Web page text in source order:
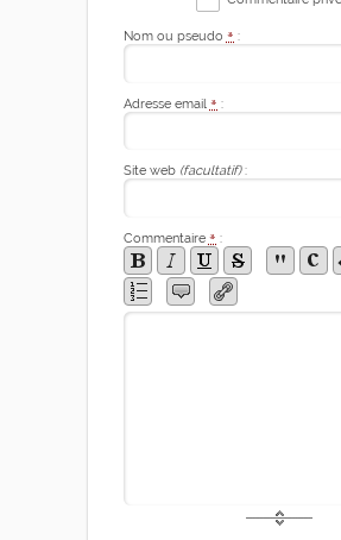
Nom ou pseudo * :
Adresse email * :
Site web (facultatif):
Commentaire * :